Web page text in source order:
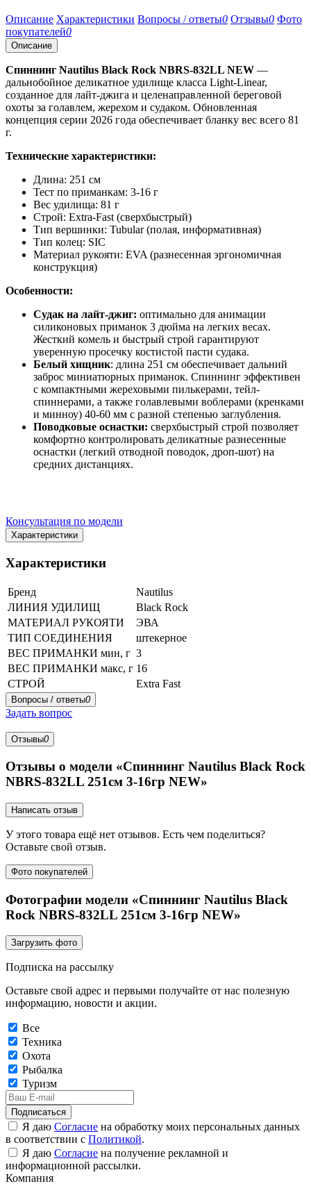
Описание Характеристики Вопросы / ответы0 Отзывы0 Фото
покупателей0
Описание
Спиннинг Nautilus Black Rock NBRS-832LL NEW —
дальнобойное деликатное удилище класса Light-Linear,
созданное для лайт-джига и целенаправленной береговой
охоты за голавлем, жерехом и судаком. Обновленная
концепция серии 2026 года обеспечивает бланку вес всего 81
г.
Технические характеристики:
Длина: 251 см
Тест по приманкам: 3-16 г
Вес удилища: 81 г
Строй: Extra-Fast (сверхбыстрый)
Тип вершинки: Tubular (полая, информативная)
Тип колец: SIC
Материал рукояти: EVA (разнесенная эргономичная
конструкция)
Особенности:
Судак на лайт-джиг: оптимально для анимации
силиконовых приманок 3 дюйма на легких весах.
Жесткий комель и быстрый строй гарантируют
уверенную просечку костистой пасти судака.
Белый хищник: длина 251 см обеспечивает дальний
заброс миниатюрных приманок. Спиннинг эффективен
с компактными жереховыми пилькерами, тейл-
спиннерами, а также голавлевыми воблерами (кренками
и минноу) 40-60 мм с разной степенью заглубления.
Поводковые оснастки: сверхбыстрый строй позволяет
комфортно контролировать деликатные разнесенные
оснастки (легкий отводной поводок, дроп-шот) на
средних дистанциях.
Консультация по модели
Характеристики
Характеристики
Бренд
Nautilus
ЛИНИЯ УДИЛИЩ
Black Rock
МАТЕРИАЛ РУКОЯТИ
ЭВА
ТИП СОЕДИНЕНИЯ
штекерное
ВЕС ПРИМАНКИ мин, г 3
ВЕС ПРИМАНКИ макс, г 16
СТРОЙ
Extra Fast
Вопросы / ответы0
Задать вопрос
Отзывы0
Отзывы о модели «Спиннинг Nautilus Black Rock
NBRS-832LL 251см 3-16гр NEW»
Написать отзыв
У этого товара ещё нет отзывов. Есть чем поделиться?
Оставьте свой отзыв.
Фото покупателей
Фотографии модели «Спиннинг Nautilus Black
Rock NBRS-832LL 251см 3-16гр NEW»
Загрузить фото
Подписка на рассылку
Оставьте свой адрес и первыми получайте от нас полезную
информацию, новости и акции.
Все
Техника
Охота
Рыбалка
Туризм
Подписаться
Я даю Согласие на обработку моих персональных данных
в соответствии с Политикой.
Я даю Согласие на получение рекламной и
информационной рассылки.
Компания